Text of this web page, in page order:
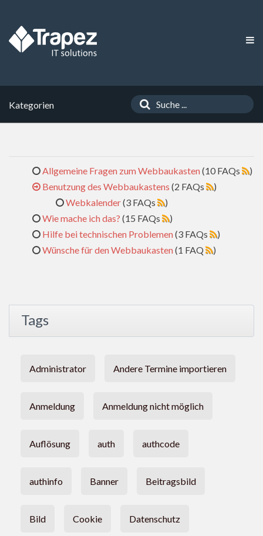
Kategorien
Allgemeine Fragen zum Webbaukasten(10 FAQs
)
Benutzung des Webbaukastens (2 FAQs
)
Webkalender(3 FAQs
)
Wie mache ich das? (15 FAQs
)
Hilfe bei technischen Problemen(3 FAQs
)
Wünsche für den Webbaukasten(1 FAQ )
Tags
Administrator Andere Termine importieren
Anmeldung Anmeldung nicht möglich
Auflösung auth authcode
authinfo Banner Beitragsbild
Bild Cookie Datenschutz